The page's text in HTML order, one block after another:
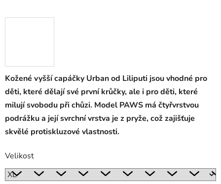
Kožené vyšší capáčky Urban od Liliputi jsou vhodné pro
děti, které dělají své první krůčky, ale i pro děti, které
milují svobodu při chůzi. Model PAWS má čtyřvrstvou
podrážku a její svrchní vrstva je z pryže, což zajišťuje
skvělé protiskluzové vlastnosti.
Velikost